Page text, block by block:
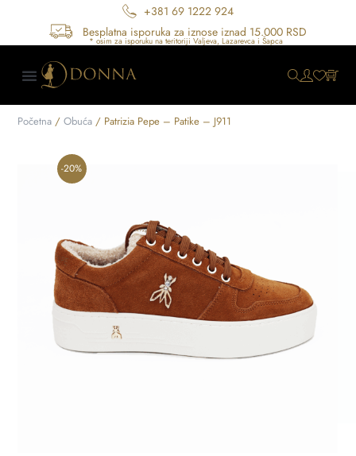
+381 69 1222 924
Besplatna isporuka za iznose iznad 15.000 RSD
Početna /Obuća / Patrizia Pepe – Patike – J911
-20%